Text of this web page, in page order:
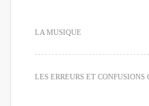
LA MUSIQUE
LES ERREURS ET